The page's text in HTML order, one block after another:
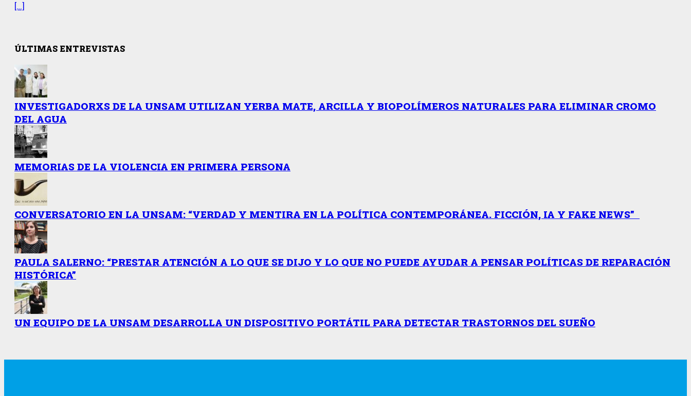
[…]
ÚLTIMAS ENTREVISTAS
INVESTIGADORXS DE LA UNSAM UTILIZAN YERBA MATE, ARCILLA Y BIOPOLÍMEROS NATURALES PARA ELIMINAR CROMO
DEL AGUA
MEMORIAS DE LA VIOLENCIA EN PRIMERA PERSONA
CONVERSATORIO EN LA UNSAM: “VERDAD Y MENTIRA EN LA POLÍTICA CONTEMPORÁNEA. FICCIÓN, IA Y FAKE NEWS”
PAULA SALERNO: “PRESTAR ATENCIÓN A LO QUE SE DIJO Y LO QUE NO PUEDE AYUDAR A PENSAR POLÍTICAS DE REPARACIÓN
HISTÓRICA”
UN EQUIPO DE LA UNSAM DESARROLLA UN DISPOSITIVO PORTÁTIL PARA DETECTAR TRASTORNOS DEL SUEÑO